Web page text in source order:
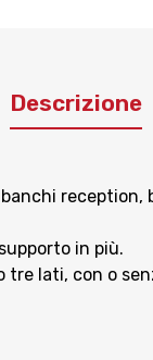
Descrizione
in più.
lati, con o